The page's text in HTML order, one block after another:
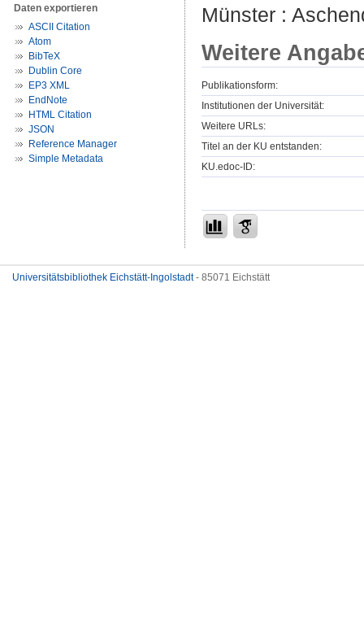
Daten exportieren
ASCII Citation
Atom
BibTeX
Dublin Core
EP3 XML
EndNote
HTML Citation
JSON
Reference Manager
Simple Metadata
Münster :
Weitere
Publikationsform:
Institutionen der Universität:
Weitere URLs:
Titel an der KU entstanden:
KU.edoc-ID:
Universitätsbibliothek Eichstätt-Ingolstadt- 85071 Eichstätt